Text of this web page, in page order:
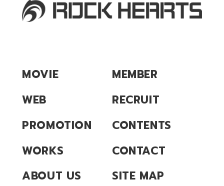
MOVIE
MEMBER
WEB
RECRUIT
PROMOTION
CONTENTS
WORKS
CONTACT
ABOUT US
SITE MAP